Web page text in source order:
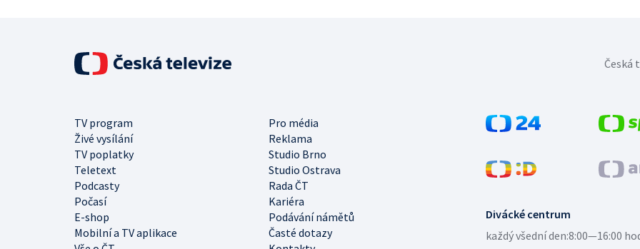
Divácké centrum
každý všední den:8:00—16:00
TV program
Pro média
Živé vysílání
Reklama
TV poplatky
Studio Brno
Teletext
Studio Ostrava
Podcasty
Rada ČT
Počasí
Kariéra
E-shop
Podávání námětů
Mobilní a TV aplikace
Časté dotazy
Česká